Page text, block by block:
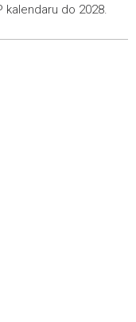
protiv
kalendaru do 2028.